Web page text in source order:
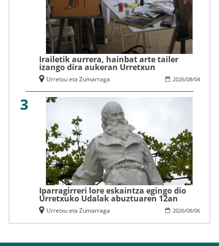
Irailetik aurrera, hainbat arte tailer
izango dira aukeran Urretxun
2026/08/04
Urretxu eta Zumarraga
3
Iparragirreri lore eskaintza egingo dio
Urretxuko Udalak abuztuaren 12an
2026/08/06
Urretxu eta Zumarraga